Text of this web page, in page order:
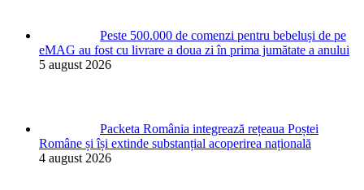
Peste 500.000 de comenzi pentru bebeluși de pe
eMAG au fost cu livrare a doua zi în prima jumătate a anului
5 august 2026
Packeta România integrează rețeaua Poștei
Române și își extinde substanțial acoperirea națională
4 august 2026